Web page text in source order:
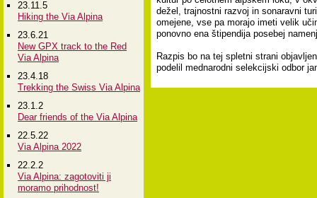
23.11.5
Hiking the Via Alpina
23.6.21
New GPX track to the Red
Via Alpina
23.4.18
Trekking the Swiss Via Alpina
23.1.2
Dear friends of the Via Alpina
22.5.22
Via Alpina 2022
22.2.2
Via Alpina: zagotoviti ji
moramo prihodnost!
dežel, trajnostni razvoj in sonaravni
omejene, vse pa morajo imeti velik
ponovno ena štipendija posebej
Razpis bo na tej spletni strani
podelil mednarodni selekcijski odbor